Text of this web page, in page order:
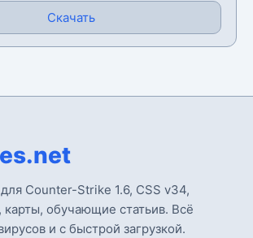
Скачать
Counter-Strike 1.6, CSS v34,
обучающие статьив. Всё
и с быстрой загрузкой.